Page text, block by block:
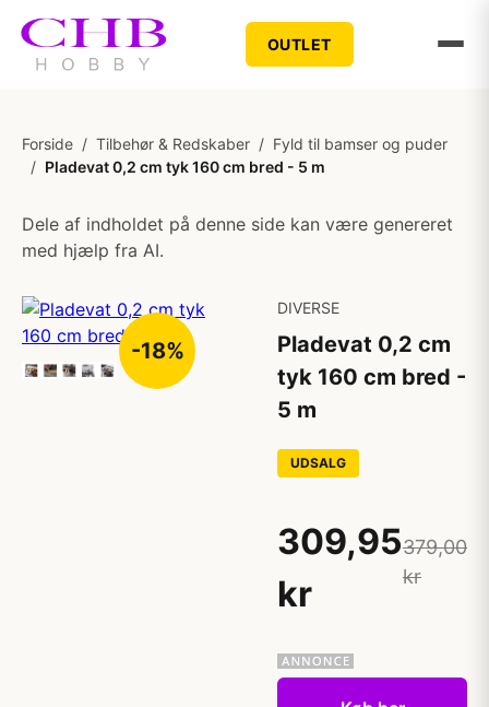
OUTLET
Forside / Tilbehør & Redskaber / Fyld til bamser og puder
/ Pladevat 0,2 cm tyk 160 cm bred - 5 m
Dele af indholdet på denne side kan være genereret
med hjælp fra AI.
-18%
DIVERSE
Pladevat 0,2 cm
tyk 160 cm bred -
5 m
UDSALG
309,95
kr
379,00
kr